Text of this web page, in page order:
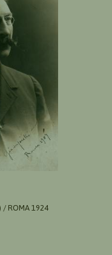
/ ROMA 1924